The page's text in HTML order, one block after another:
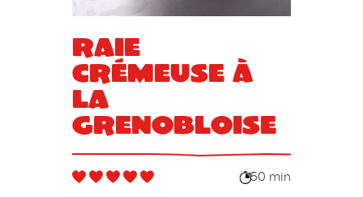
Raie
crémeuse à
la
grenobloise
50 min